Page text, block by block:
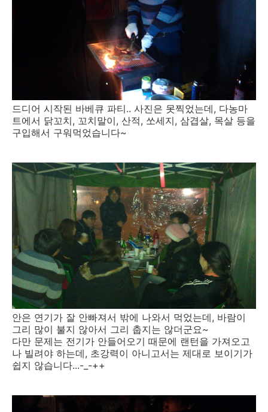
드디어 시작된 바베큐 파티.. 사진은 못찍었는데, 다농마
트에서 닭꼬치, 꼬치말이, 산적, 쏘세지, 삼겹살, 목살 등을
구입해서 구워먹었습니다~
안은 연기가 잘 안빠져서 밖에 나와서 먹었는데, 바람이
그리 많이 불지 않아서 그리 춥지는 않더군요~
다만 문제는 전기가 안들어오기 때문에 랜턴을 가져오고
나 빌려야 하는데, 초강력이 아니고서는 제대로 보이기가
쉽지 않습니다...-_-++